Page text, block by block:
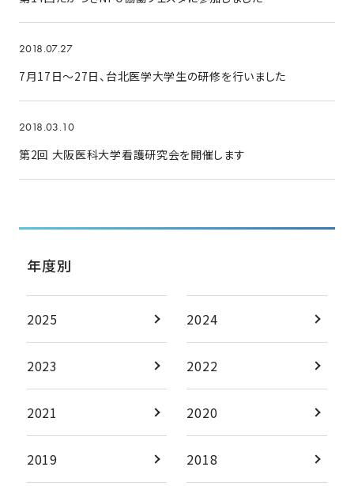
2018.07.27
7月17日～27日、台北医学大学生の研修を行いました
2018.03.10
第2回 大阪医科大学看護研究会を開催します
年度別
2025 2024
2023 2022
2021 2020
2019 2018